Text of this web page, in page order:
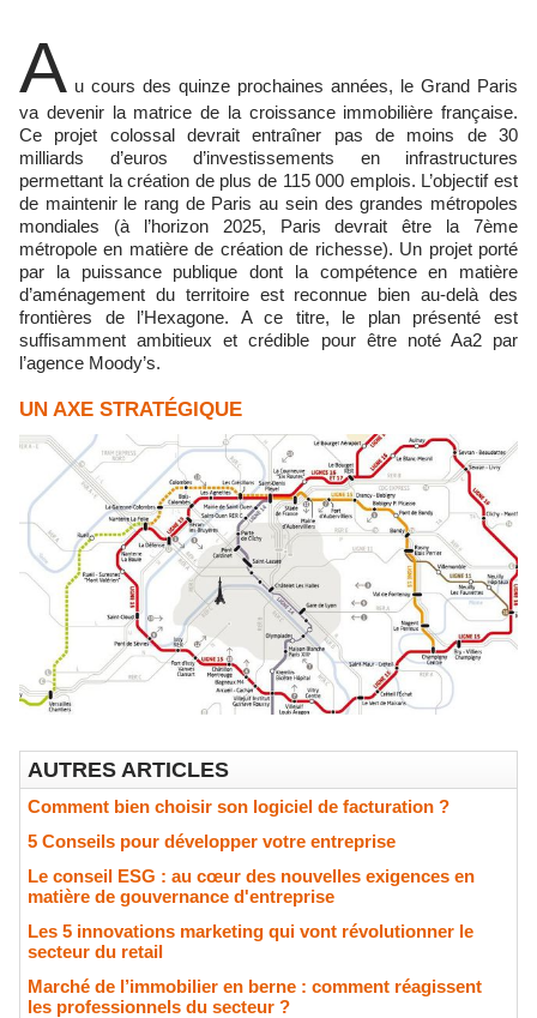
A u cours des quinze prochaines années, le Grand Paris
va devenir la matrice de la croissance immobilière française.
Ce projet colossal devrait entraîner pas de moins de 30
milliards d’euros d’investissements en infrastructures
permettant la création de plus de 115 000 emplois. L’objectif est
de maintenir le rang de Paris au sein des grandes métropoles
mondiales (à l’horizon 2025, Paris devrait être la 7ème
métropole en matière de création de richesse). Un projet porté
par la puissance publique dont la compétence en matière
d’aménagement du territoire est reconnue bien au-delà des
frontières de l’Hexagone. A ce titre, le plan présenté est
suffisamment ambitieux et crédible pour être noté Aa2 par
l’agence Moody’s.
UN AXE STRATÉGIQUE
AUTRES ARTICLES
Comment bien choisir son logiciel de facturation ?
5 Conseils pour développer votre entreprise
Le conseil ESG : au cœur des nouvelles exigences en
matière de gouvernance d'entreprise
Les 5 innovations marketing qui vont révolutionner le
secteur du retail
Marché de l’immobilier en berne : comment réagissent
les professionnels du secteur ?